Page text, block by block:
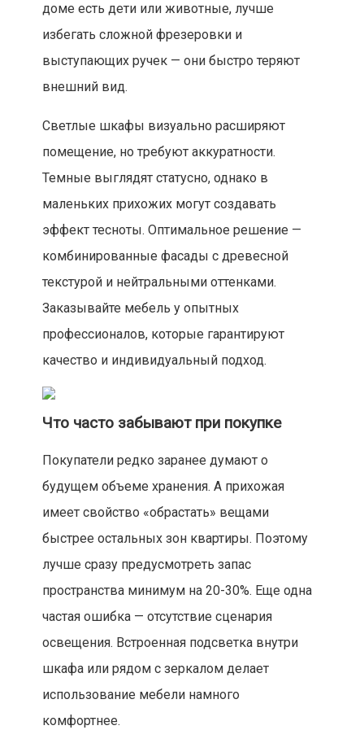
доме есть дети или животные, лучше
избегать сложной фрезеровки и
выступающих ручек — они быстро теряют
внешний вид.
Светлые шкафы визуально расширяют
помещение, но требуют аккуратности.
Темные выглядят статусно, однако в
маленьких прихожих могут создавать
эффект тесноты. Оптимальное решение —
комбинированные фасады с древесной
текстурой и нейтральными оттенками.
Заказывайте мебель у опытных
профессионалов, которые гарантируют
качество и индивидуальный подход.
Что часто забывают при покупке
Покупатели редко заранее думают о
будущем объеме хранения. А прихожая
имеет свойство «обрастать» вещами
быстрее остальных зон квартиры. Поэтому
лучше сразу предусмотреть запас
пространства минимум на 20-30%. Еще одна
частая ошибка — отсутствие сценария
освещения. Встроенная подсветка внутри
шкафа или рядом с зеркалом делает
использование мебели намного
комфортнее.